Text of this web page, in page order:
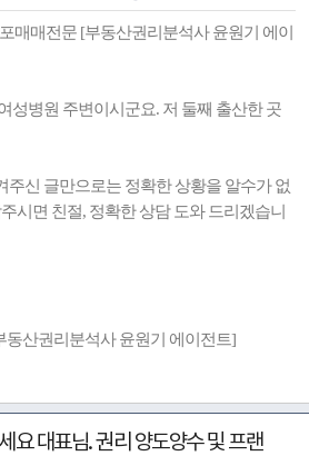
매매전문 [부동산권리분석사 윤원기 에이
성병원 주변이시군요. 저 둘째 출산한 곳
주신 글만으로는 정확한 상황을 알수가 없
시면 친절, 정확한 상담 도와 드리겠습니
동산권리분석사 윤원기 에이전트]
요 대표님. 권리 양도양수 및 프랜